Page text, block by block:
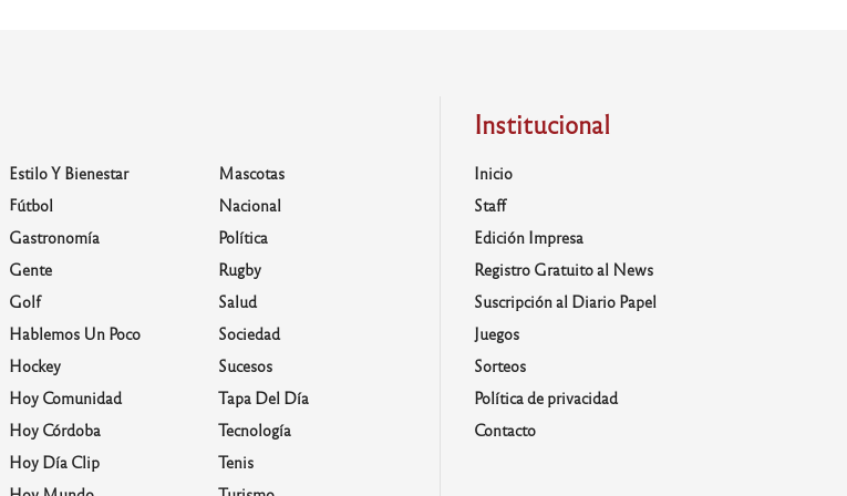
Estilo Y Bienestar
Fútbol
Gastronomía
Gente
Golf
Hablemos Un Poco
Hockey
Hoy Comunidad
Hoy Córdoba
Hoy Día Clip
Mascotas
Nacional
Política
Rugby
Salud
Sociedad
Sucesos
Tapa Del Día
Tecnología
Tenis
Institucional
Inicio
Staff
Edición Impresa
Registro Gratuito al News
Suscripción al Diario Papel
Juegos
Sorteos
Política de privacidad
Contacto